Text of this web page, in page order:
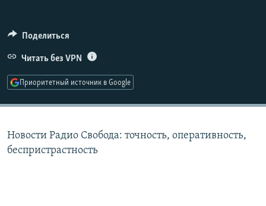
ПОДПИШИТЕСЬ НА РАССЫЛКУ
СОЦИАЛЬНЫЕ СЕТИ
Поделиться
Читать без VPN
Приоритетный источник в Google
Новости Радио Свобода: точность, оперативность,
беспристрастность